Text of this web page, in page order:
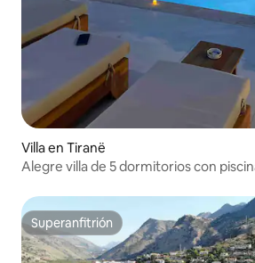
Villa en Tiranë
Alegre villa de 5 dormitorios con
Superanfitrión
Superanfitrión